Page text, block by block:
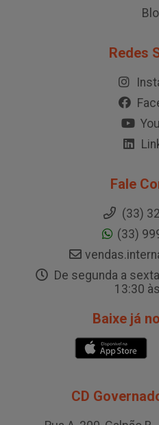
Redes
Fale
(33)
(33)
De segunda a
13:30
Baixe já
CD